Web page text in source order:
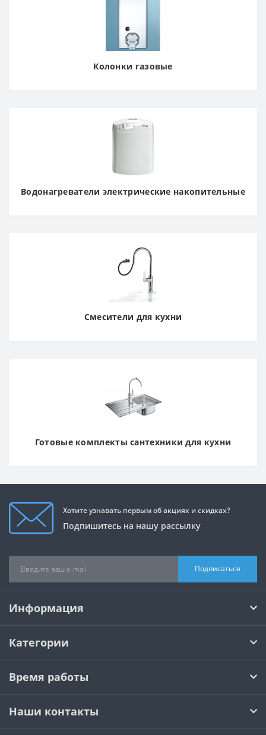
Колонки газовые
Водонагреватели электрические накопительные
Смесители для кухни
Готовые комплекты сантехники для кухни
Хотите узнавать первым об акциях и скидках?
Подпишитесь на нашу рассылку
Подписаться
Информация
Категории
Время работы
Наши контакты